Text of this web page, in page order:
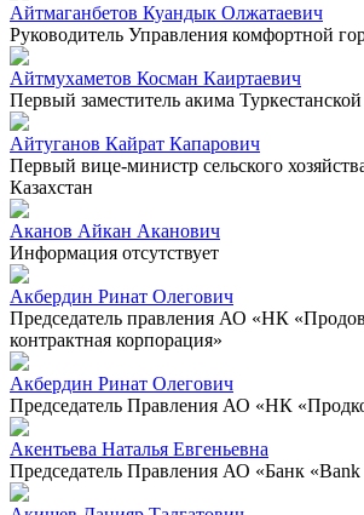
Айтмаганбетов Куандык Олжатаевич
Руководитель Управления комфортной
Айтмухаметов Косман Каиртаевич
Первый заместитель акима Туркестанской
Айтуганов Кайрат Капарович
Первый вице-министр сельского
Казахстан
Аканов Айкан Аканович
Информация отсутствует
Акбердин Ринат Олегович
Председатель правления АО «НК
контрактная корпорация»
Акбердин Ринат Олегович
Председатель Правления АО «НК
Акентьева Наталья Евгеньевна
Председатель Правления АО «Банк